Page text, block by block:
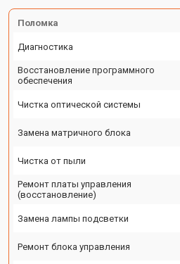
Поломка
Диагностика
Восстановление программного
обеспечения
Чистка оптической системы
Замена матричного блока
Чистка от пыли
Ремонт платы управления
(восстановление)
Замена лампы подсветки
Ремонт блока управления